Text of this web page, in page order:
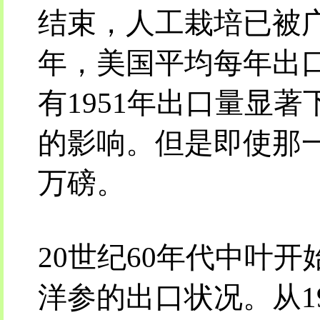
结束，人工栽培已被
年，美国平均每年出
有1951年出口量显著
的影响。但是即使那
万磅。
20世纪60年代中叶开
洋参的出口状况。从